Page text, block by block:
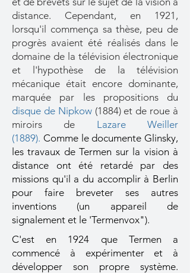
distance. Cependant, en 1921,
lorsqu'il commença sa thèse, peu de
progrès avaient été réalisés dans le
domaine de la télévision électronique
et l'hypothèse de la télévision
mécanique était encore dominante,
marquée par les propositions du
disque de Nipkow(1884) et de roue à
miroirs de Lazare Weiller
(1889). Comme le documente Glinsky,
les travaux de Termen sur la vision à
distance ont été retardé par des
missions qu'il a du accomplir à Berlin
pour faire breveter ses autres
inventions (un appareil de
signalement et le 'Termenvox").
C'est en 1924 que Termen
a
commencé à expérimenter et à
développer son propre système.